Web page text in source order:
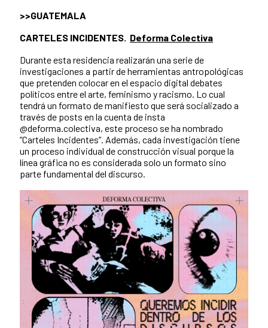
>>GUATEMALA
CARTELES INCIDENTES. Deforma Colectiva
Durante esta residencia realizarán una serie de
investigaciones a partir de herramientas antropológicas
que pretenden colocar en el espacio digital debates
políticos entre el arte, feminismo y racismo. Lo cual
tendrá un formato de manifiesto que será socializado a
través de posts en la cuenta de insta
@deforma.colectiva, este proceso se ha nombrado
“Carteles Incidentes”. Además, cada investigación tiene
un proceso individual de construcción visual porque la
línea gráfica no es considerada solo un formato sino
parte fundamental del discurso.